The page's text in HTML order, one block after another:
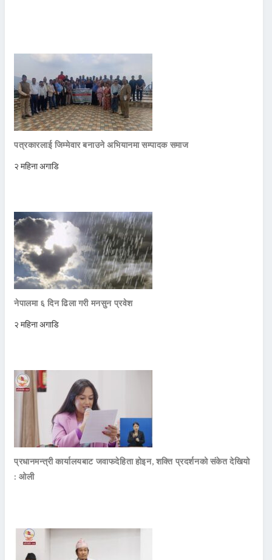
पत्रकारलाई जिम्मेवार बनाउने अभियानमा सम्पादक समाज
२ महिना अगाडि
नेपालमा ६ दिन ढिला गरी मनसुन प्रवेश
२ महिना अगाडि
प्रधानमन्त्री कार्यालयबाट जवाफदेहिता होइन, शक्ति प्रदर्शनको संकेत देखियो
: ओली